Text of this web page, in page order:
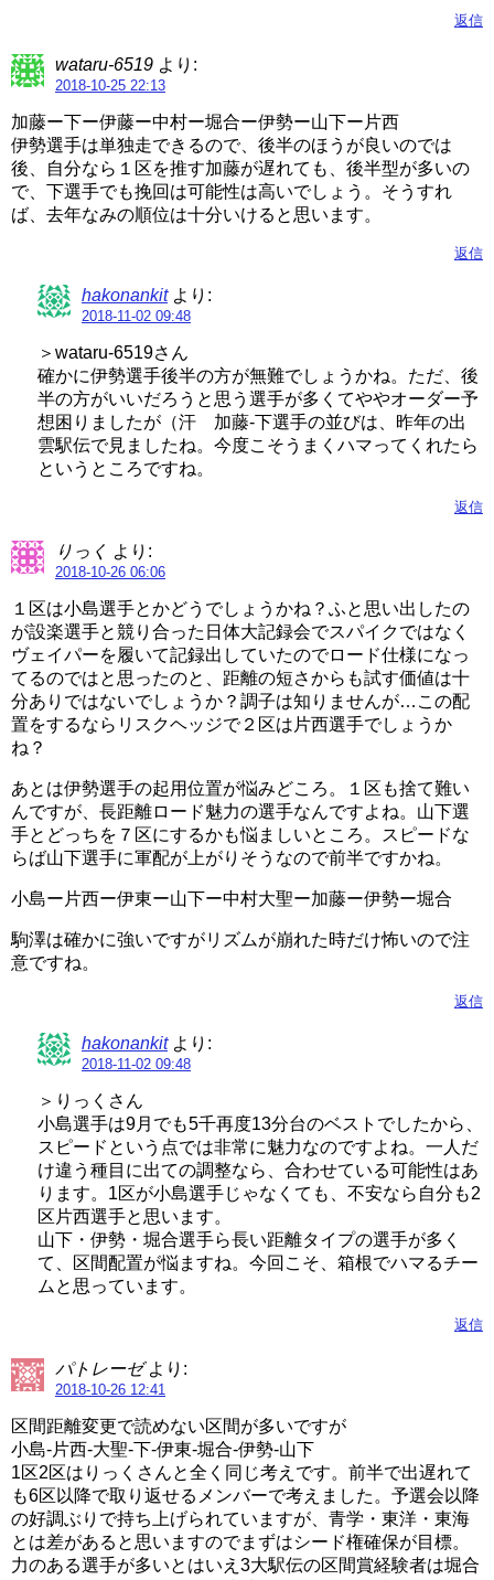
返信
wataru-6519 より:
2018-10-25 22:13
加藤ー下ー伊藤ー中村ー堀合ー伊勢ー山下ー片西
伊勢選手は単独走できるので、後半のほうが良いのでは
後、自分なら１区を推す加藤が遅れても、後半型が多いの
で、下選手でも挽回は可能性は高いでしょう。そうすれ
ば、去年なみの順位は十分いけると思います。
返信
hakonankit より:
2018-11-02 09:48
＞wataru-6519さん
確かに伊勢選手後半の方が無難でしょうかね。ただ、後
半の方がいいだろうと思う選手が多くてややオーダー予
想困りましたが（汗 加藤-下選手の並びは、昨年の出
雲駅伝で見ましたね。今度こそうまくハマってくれたら
というところですね。
返信
りっく より:
2018-10-26 06:06
１区は小島選手とかどうでしょうかね？ふと思い出したの
が設楽選手と競り合った日体大記録会でスパイクではなく
ヴェイパーを履いて記録出していたのでロード仕様になっ
てるのではと思ったのと、距離の短さからも試す価値は十
分ありではないでしょうか？調子は知りませんが…この配
置をするならリスクヘッジで２区は片西選手でしょうか
ね？
あとは伊勢選手の起用位置が悩みどころ。１区も捨て難い
んですが、長距離ロード魅力の選手なんですよね。山下選
手とどっちを７区にするかも悩ましいところ。スピードな
らば山下選手に軍配が上がりそうなので前半ですかね。
小島ー片西ー伊東ー山下ー中村大聖ー加藤ー伊勢ー堀合
駒澤は確かに強いですがリズムが崩れた時だけ怖いので注
意ですね。
返信
hakonankit より:
2018-11-02 09:48
＞りっくさん
小島選手は9月でも5千再度13分台のベストでしたから、
スピードという点では非常に魅力なのですよね。一人だ
け違う種目に出ての調整なら、合わせている可能性はあ
ります。1区が小島選手じゃなくても、不安なら自分も2
区片西選手と思います。
山下・伊勢・堀合選手ら長い距離タイプの選手が多く
て、区間配置が悩ますね。今回こそ、箱根でハマるチー
ムと思っています。
返信
パトレーゼ より:
2018-10-26 12:41
区間距離変更で読めない区間が多いですが
小島-片西-大聖-下-伊東-堀合-伊勢-山下
1区2区はりっくさんと全く同じ考えです。前半で出遅れて
も6区以降で取り返せるメンバーで考えました。予選会以降
の好調ぶりで持ち上げられていますが、青学・東洋・東海
とは差があると思いますのでまずはシード権確保が目標。
力のある選手が多いとはいえ3大駅伝の区間賞経験者は堀合